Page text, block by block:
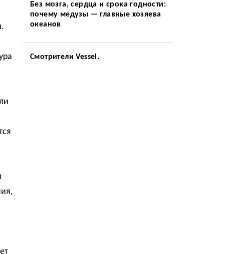
Без мозга, сердца и срока годности:
почему медузы — главные хозяева
океанов
Смотрители Vessel.